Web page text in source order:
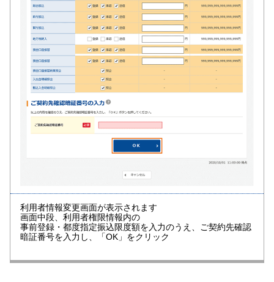
利用者情報変更画面が表示されます
画面中段、利用者権限情報内の
事前登録・都度指定振込限度額を入力のうえ、ご契約先確認
暗証番号を入力し、「OK」をクリック